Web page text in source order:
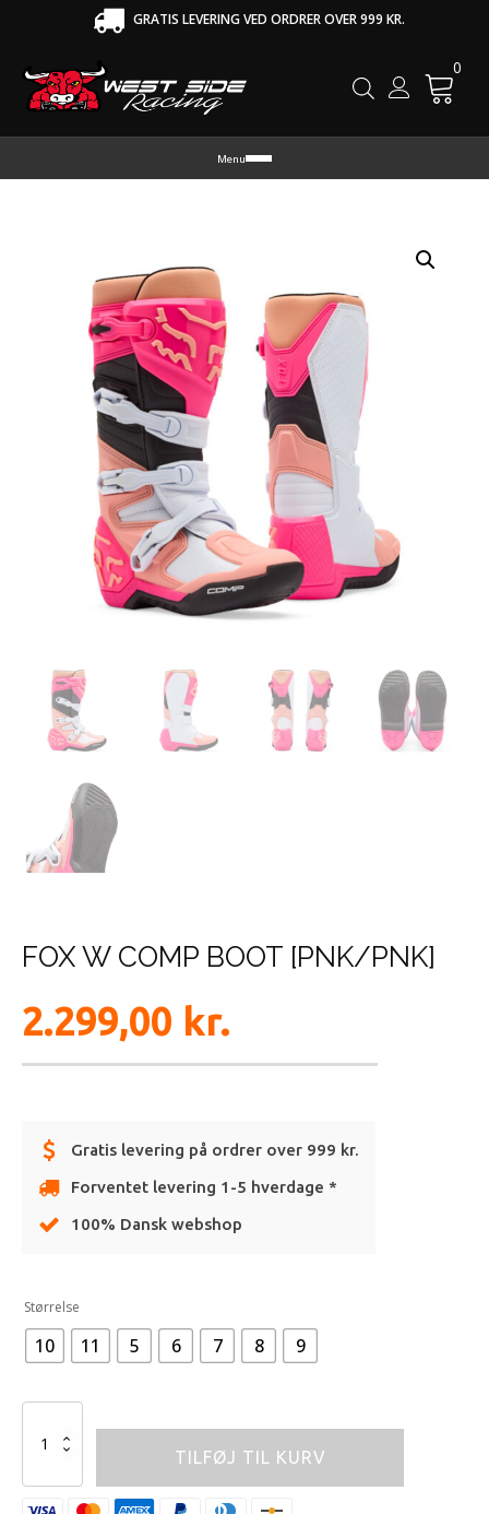
GRATIS LEVERING VED ORDRER OVER 999 KR.
0
Menu
FOX W COMP BOOT [PNK/PNK]
2.299,00 kr.
Gratis levering på ordrer over 999 kr.
Forventet levering 1-5 hverdage *
100% Dansk webshop
Størrelse
10 11 5 6 7 8 9
BOOT
[PNK/PNK]
TILFØJ TIL KURV